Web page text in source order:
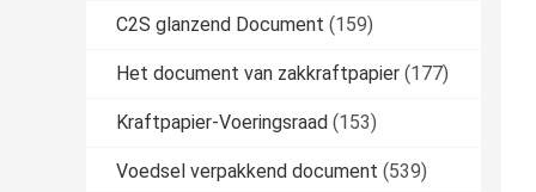
C2S glanzend Document (159)
Het document van zakkraftpapier (177)
Kraftpapier-Voeringsraad (153)
Voedsel verpakkend document (539)